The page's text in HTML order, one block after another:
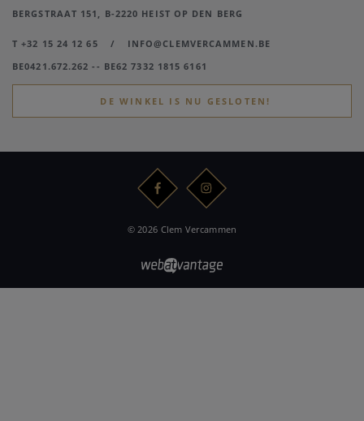
BERGSTRAAT 151, B-2220 HEIST OP DEN BERG
T +32 15 24 12 65 /
INFO@CLEMVERCAMMEN.BE
BE0421.672.262 -- BE62 7332 1815 6161
DE WINKEL IS NU GESLOTEN!
© 2026 Clem Vercammen